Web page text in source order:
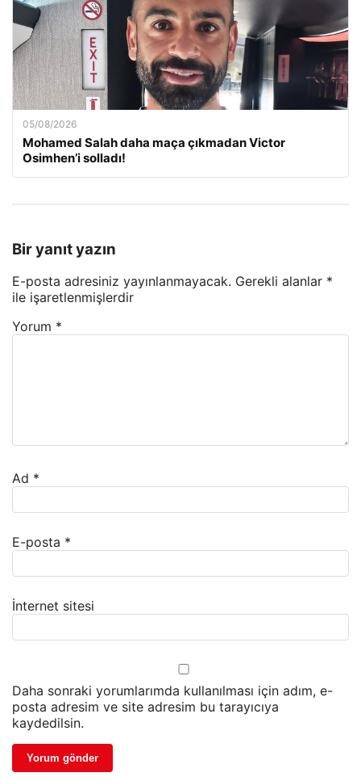
05/08/2026
Mohamed Salah daha maça çıkmadan Victor
Osimhen’i solladı!
Bir yanıt yazın
E-posta adresiniz yayınlanmayacak. Gerekli alanlar *
ile işaretlenmişlerdir
Yorum *
Ad *
E-posta *
İnternet sitesi
Daha sonraki yorumlarımda kullanılması için adım, e-
posta adresim ve site adresim bu tarayıcıya
kaydedilsin.